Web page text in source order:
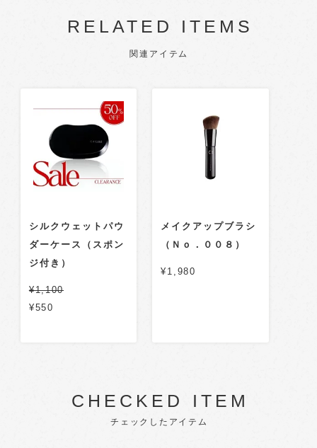
RELATED ITEMS
関連アイテム
シルクウェットパウ
ダーケース（スポン
ジ付き）
¥1,100
¥550
メイクアップブラシ
（Ｎｏ．００８）
¥1,980
CHECKED ITEM
チェックしたアイテム